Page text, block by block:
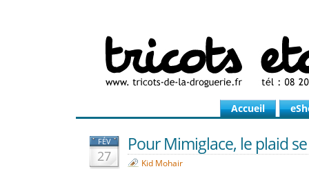
Accueil
FÉV
27
Pour Mimiglace, le plaid
Kid Mohair